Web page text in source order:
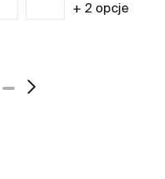
+ 2 opcje